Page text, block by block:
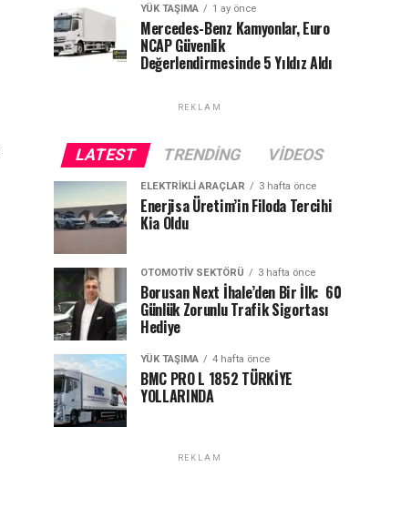
YÜK TAŞIMA 1 ay önce
Mercedes-Benz Kamyonlar, Euro
NCAP Güvenlik
Değerlendirmesinde 5 Yıldız Aldı
REKLAM
LATEST TRENDING VIDEOS
ELEKTRIKLI ARAÇLAR 3 hafta önce
Enerjisa Üretim’in Filoda Tercihi
Kia Oldu
OTOMOTIV SEKTÖRÜ 3 hafta önce
Borusan Next İhale’den Bir İlk: 60
Günlük Zorunlu Trafik Sigortası
Hediye
YÜK TAŞIMA 4 hafta önce
BMC PRO L 1852 TÜRKİYE
YOLLARINDA
REKLAM